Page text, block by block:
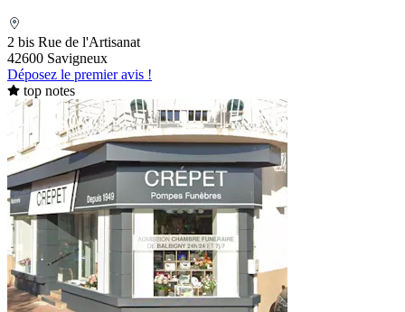
2 bis Rue de l'Artisanat
42600 Savigneux
Déposez le premier avis !
top notes